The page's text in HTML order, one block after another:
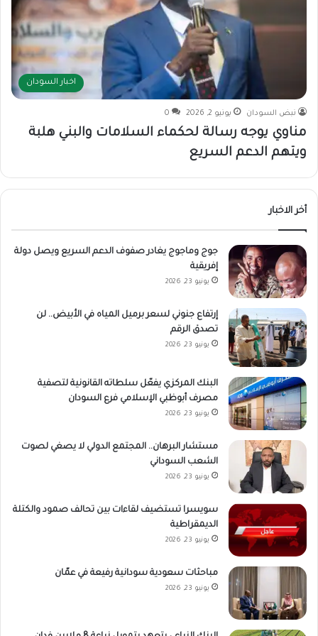
اخبار السودان
نبض السودان يونيو 2, 2026 0
مناوي يوجه رسالة لحكماء السلامات والبني هلبة
ويتهم الدعم السريع
أخر الاخبار
جوج وماجوج يغادر صفوف الدعم السريع ويصل دولة
إفريقية
يونيو 23, 2026
إرتفاع جنوني لسعر برميل المياه في الأبيض.. لن
تصدق الرقم
يونيو 23, 2026
البنك المركزي يفعّل سلطاته القانونية لتصفية
مصرف أبوظبي الإسلامي فرع السودان
يونيو 23, 2026
مستشار البرهان.. المجتمع الدولي لا يصغي لصوت
الشعب السوداني
يونيو 23, 2026
سويسرا تستضيف لقاءات بين تحالف صمود والكتلة
الديمقراطية
يونيو 23, 2026
مباحثات سعودية سودانية رفيعة في عمّان
يونيو 23, 2026